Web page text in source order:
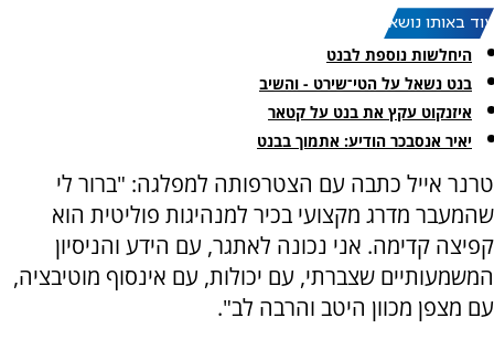
עוד באותו נושא:
היחלשות נוספת לבנט
בנט נשאל על הטי־שירט - והשיב
איזנקוט עקץ את בנט על קטאר
יאיר אנסבכר הודיע: אתמוך בבנט
טרנר אייל כתבה עם הצטרפותה למפלגה: "ברור לי
שהמעבר מדרג מקצועי בכיר למנהיגות פוליטית הוא
קפיצה קדימה. אני נכונה לאתגר, עם הידע והניסיון
המשמעותיים שצברתי, עם יכולות, עם אינסוף מוטיבציה,
עם מצפן מכוון היטב והרבה לב".